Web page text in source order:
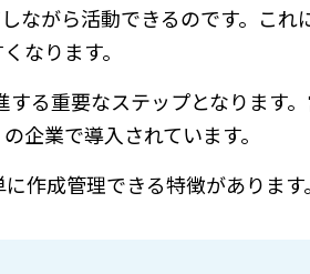
ながら活動できるのです。これ
なります。
る重要なステップとなります
企業で導入されています。
作成管理できる特徴があります。